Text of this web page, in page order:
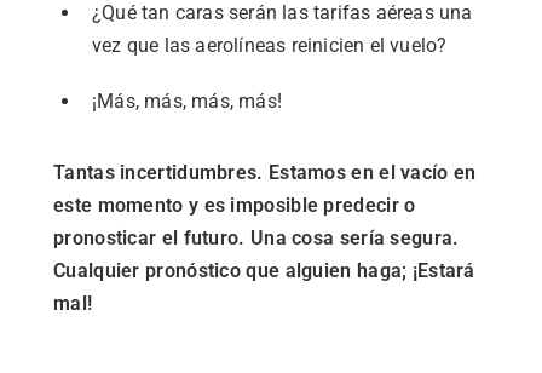
¿Qué tan caras serán las tarifas aéreas una
vez que las aerolíneas reinicien el vuelo?
¡Más, más, más, más!
Tantas incertidumbres. Estamos en el vacío en
este momento y es imposible predecir o
pronosticar el futuro. Una cosa sería segura.
Cualquier pronóstico que alguien haga; ¡Estará
mal!